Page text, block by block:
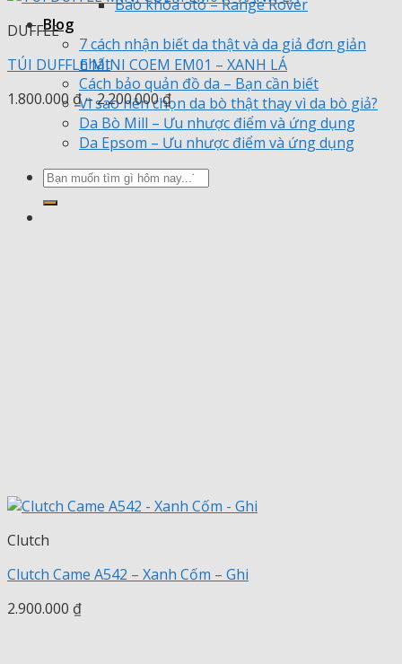
Bao khóa oto – Range Rover
Blog
7 cách nhận biết da thật và da giả đơn giản
nhất
Cách bảo quản đồ da – Bạn cần biết
Vì sao nên chọn da bò thật thay vì da bò giả?
Da Bò Mill – Ưu nhược điểm và ứng dụng
Da Epsom – Ưu nhược điểm và ứng dụng
Tìm
kiếm:
DUFFLE
TÚI DUFFLE MINI COEM EM01 – XANH LÁ
1.800.000 ₫– 2.200.000₫Khoảng
giá:
từ
1.800.000 ₫
đến
Clutch
Clutch Came A542 – Xanh Cốm – Ghi
2.900.000 ₫